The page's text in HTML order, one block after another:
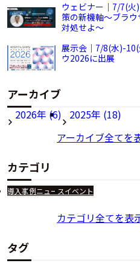
ウェビナー｜7/7(火
策の新機軸～ブラ
対処せよ～
展示会｜7/8(水)-
ウ2026に出展
アーカイブ
2026年 (6)
2025年 (18)
アーカイブ全てを
カテゴリ
導入事例ニュースイベント
カテゴリ全てを表
タグ